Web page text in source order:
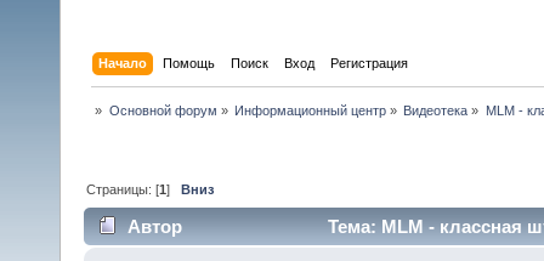
Начало Помощь Поиск Вход Регистрация
» Основной форум » Информационный центр» Видеотека » MLM -
Страницы: [1]Вниз
Автор Тема: MLM - классная